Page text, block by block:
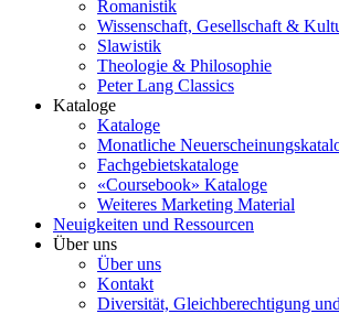
Romanistik
Wissenschaft, Gesellschaft &
Slawistik
Theologie & Philosophie
Peter Lang Classics
Kataloge
Kataloge
Monatliche
Fachgebietskataloge
«Coursebook» Kataloge
Weiteres Marketing Material
Neuigkeiten und Ressourcen
Über uns
Über uns
Kontakt
Diversität, Gleichberechtigung